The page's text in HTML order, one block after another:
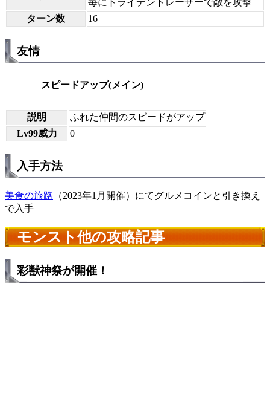
毎にトライデントレーザーで敵を攻撃
ターン数
16
友情
スピードアップ(メイン)
説明
ふれた仲間のスピードがアップ
Lv99威力
0
入手方法
美食の旅路 （2023年1月開催）にてグルメコインと引き換え
で入手
モンスト他の攻略記事
彩獣神祭が開催！